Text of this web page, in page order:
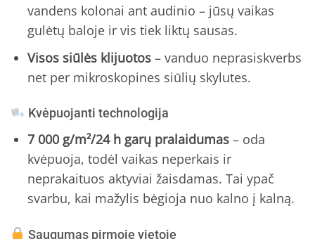
vandens kolonai ant audinio – jūsų vaikas
gulėtų baloje ir vis tiek liktų sausas.
Visos siūlės klijuotos– vanduo neprasiskverbs
net per mikroskopines siūlių skylutes.
Kvėpuojanti technologija
7 000 g/m²/24 h garų pralaidumas– oda
kvėpuoja, todėl vaikas neperkais ir
neprakaituos aktyviai žaisdamas. Tai ypač
svarbu, kai mažylis bėgioja nuo kalno į kalną.
Saugumas pirmoje vietoje